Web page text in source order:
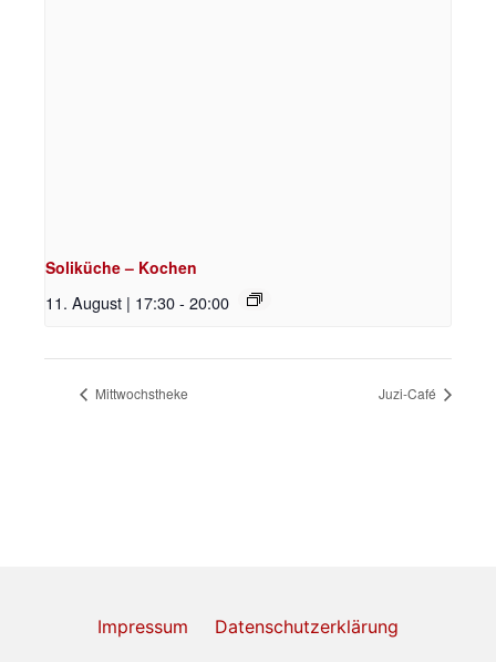
Soliküche – Kochen
11. August | 17:30- 20:00
Mittwochstheke Juzi-Café
Impressum Datenschutzerklärung